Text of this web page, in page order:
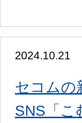
2024.10.21
セコムの
SNS「こ